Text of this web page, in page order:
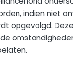
indien niet
opgevolgd.